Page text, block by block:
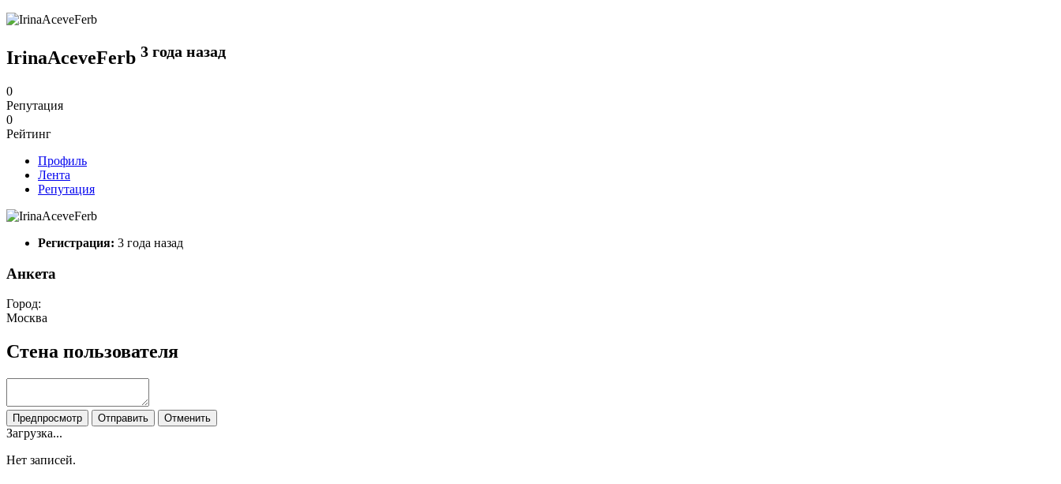
IrinaAceveFerb 3 года назад
0
Репутация
0
Рейтинг
Профиль
Лента
Репутация
Регистрация: 3 года назад
Анкета
Город:
Москва
Стена пользователя
Предпросмотр Отправить Отменить
Загрузка...
Нет записей.